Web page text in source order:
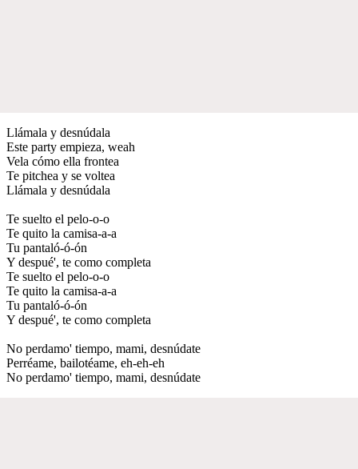
Llámala y desnúdala
Este party empieza, weah
Vela cómo ella frontea
Te pitchea y se voltea
Llámala y desnúdala
Te suelto el pelo-o-o
Te quito la camisa-a-a
Tu pantaló-ó-ón
Y despué', te como completa
Te suelto el pelo-o-o
Te quito la camisa-a-a
Tu pantaló-ó-ón
Y despué', te como completa
No perdamo' tiempo, mami, desnúdate
Perréame, bailotéame, eh-eh-eh
No perdamo' tiempo, mami, desnúdate